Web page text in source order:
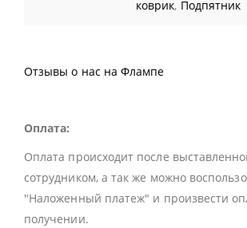
коврик, Подпятник
Отзывы о нас на Флампе
Оплата:
Оплата происходит после
сотрудником, а так же можно
"Наложенный платеж" и произвести
получении.